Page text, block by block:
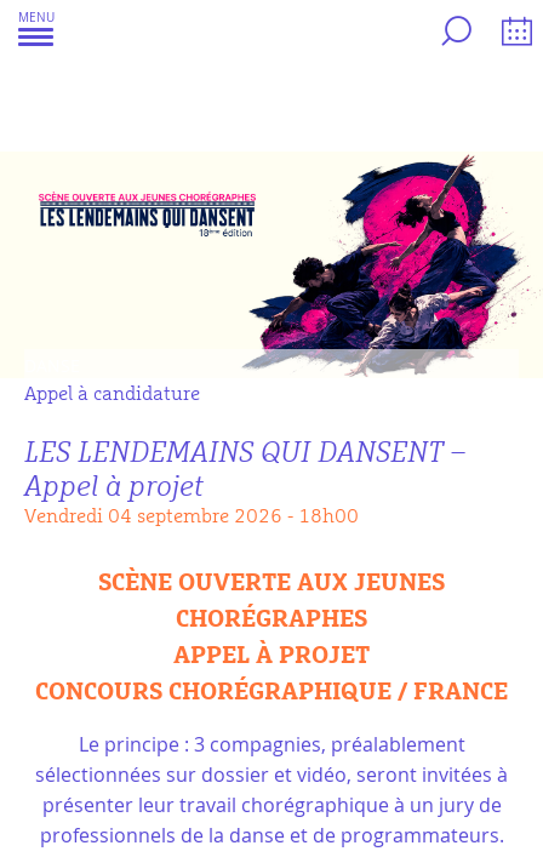
MENU
Aller
au
Appel à candidature
LES LENDEMAINS QUI DANSENT –
Appel à projet
vendredi 04 septembre 2026 - 18h00
SCÈNE OUVERTE AUX JEUNES
CHORÉGRAPHES
APPEL À PROJET
CONCOURS CHORÉGRAPHIQUE / FRANCE
Le principe : 3 compagnies, préalablement
sélectionnées sur dossier et vidéo, seront invitées à
présenter leur travail chorégraphique à un jury de
professionnels de la danse et de programmateurs.